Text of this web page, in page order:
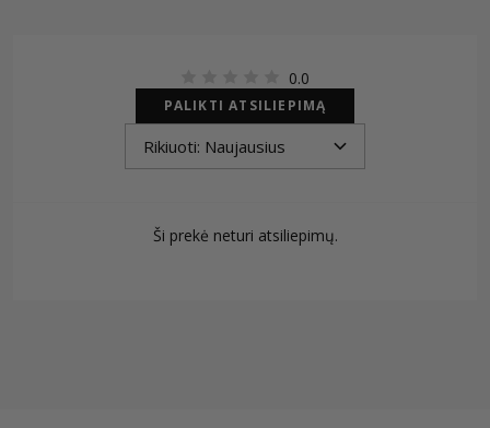
0.0
PALIKTI ATSILIEPIMĄ
Ši prekė neturi atsiliepimų.